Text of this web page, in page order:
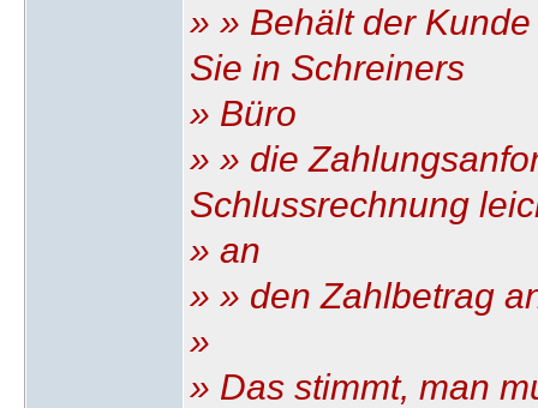
» » Behält der
Sie in Schreiners
» Büro
» » die
Schlussrechnung
» an
» » den Zahlbetrag
»
» Das stimmt, man